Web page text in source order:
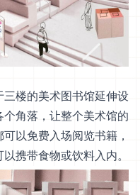
楼的美术图书馆延伸设
角落，让整个美术馆的
以免费入场阅览书籍，
携带食物或饮料入内。